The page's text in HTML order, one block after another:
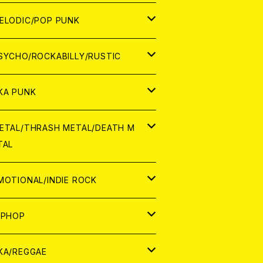
ログ
ログ
POP PUNK
ROCKABILLY/RUSTIC
PUNK
THRASH METAL/DEATH M
INDIE ROCK
REGGAE